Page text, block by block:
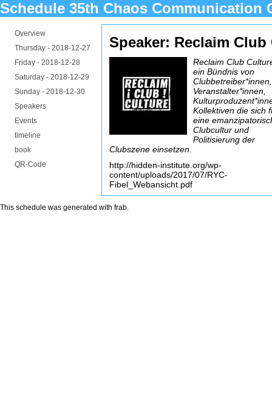
Schedule 35th Chaos Communication
Overview
Thursday - 2018-12-27
Friday - 2018-12-28
Saturday - 2018-12-29
Sunday - 2018-12-30
Speakers
Events
timeline
book
QR-Code
Speaker: Reclaim Club
Reclaim Club
ein Bündnis von
Clubbetreiber*innen,
Veranstalter*innen,
Kollektiven die sich
eine
Clubcultur und
Politisierung der
Clubszene einsetzen.
http://hidden-institute.org/wp-
content/uploads/2017/07/RYC-
Fibel_Webansicht.pdf
This schedule was generated with frab.